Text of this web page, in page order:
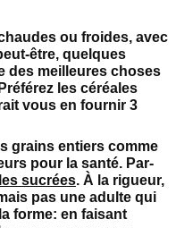
ou froides, avec
être, quelques
des meilleures choses
les céréales
vous en fournir 3
grains entiers comme
pour la santé. Par-
sucrées. À la rigueur,
pas une adulte qui
forme: en faisant